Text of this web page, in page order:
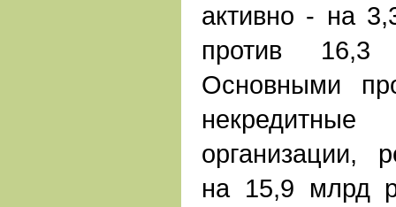
активно - на
против
Основными
организации,
на 15,9 млрд